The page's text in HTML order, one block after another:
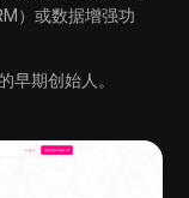
）或数据增强功
早期创始人。